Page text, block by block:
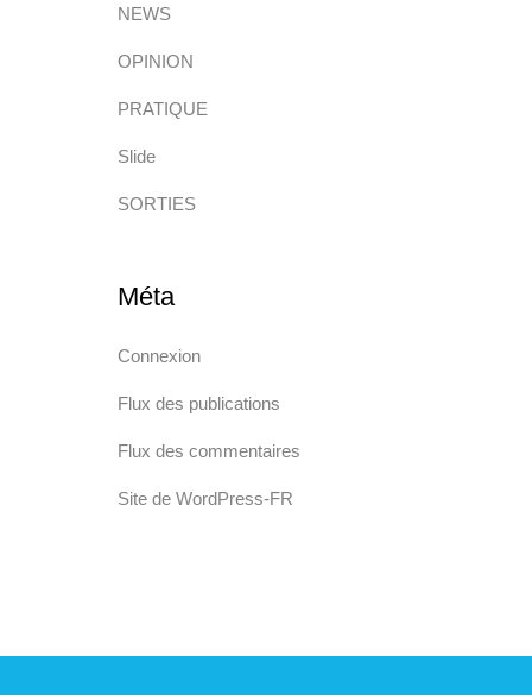
NEWS
OPINION
PRATIQUE
Slide
SORTIES
Méta
Connexion
Flux des publications
Flux des commentaires
Site de WordPress-FR